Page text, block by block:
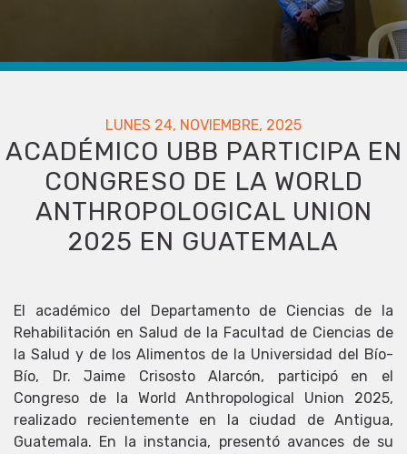
LUNES 24, NOVIEMBRE, 2025
ACADÉMICO UBB PARTICIPA EN
CONGRESO DE LA WORLD
ANTHROPOLOGICAL UNION
2025 EN GUATEMALA
El académico del Departamento de Ciencias de la
Rehabilitación en Salud de la Facultad de Ciencias de
la Salud y de los Alimentos de la Universidad del Bío-
Bío, Dr. Jaime Crisosto Alarcón, participó en el
Congreso de la World Anthropological Union 2025,
realizado recientemente en la ciudad de Antigua,
Guatemala. En la instancia, presentó avances de su